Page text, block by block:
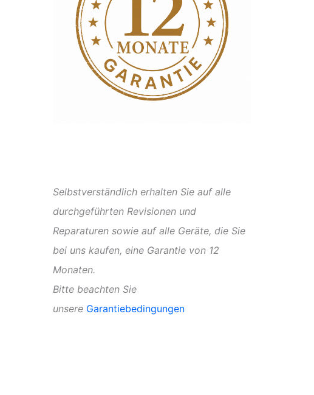
Selbstverständlich erhalten Sie auf alle
durchgeführten Revisionen und
Reparaturen sowie auf alle Geräte, die Sie
bei uns kaufen, eine Garantie von 12
Monaten.
Bitte beachten Sie
unsere Garantiebedingungen